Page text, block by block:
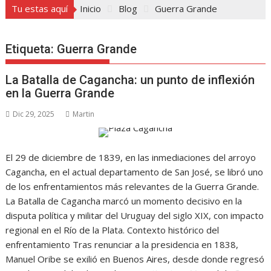
Tu estas aquí Inicio Blog Guerra Grande
Etiqueta: Guerra Grande
La Batalla de Cagancha: un punto de inflexión
en la Guerra Grande
Dic 29, 2025 Martin
El 29 de diciembre de 1839, en las inmediaciones del arroyo
Cagancha, en el actual departamento de San José, se libró uno
de los enfrentamientos más relevantes de la Guerra Grande.
La Batalla de Cagancha marcó un momento decisivo en la
disputa política y militar del Uruguay del siglo XIX, con impacto
regional en el Río de la Plata. Contexto histórico del
enfrentamiento Tras renunciar a la presidencia en 1838,
Manuel Oribe se exilió en Buenos Aires, desde donde regresó